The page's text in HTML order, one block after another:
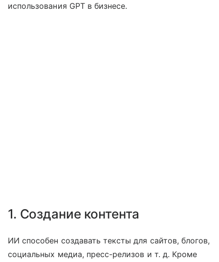
использования GPT в бизнесе.
1. Создание контента
ИИ способен создавать тексты для сайтов, блогов,
социальных медиа, пресс-релизов и т. д. Кроме